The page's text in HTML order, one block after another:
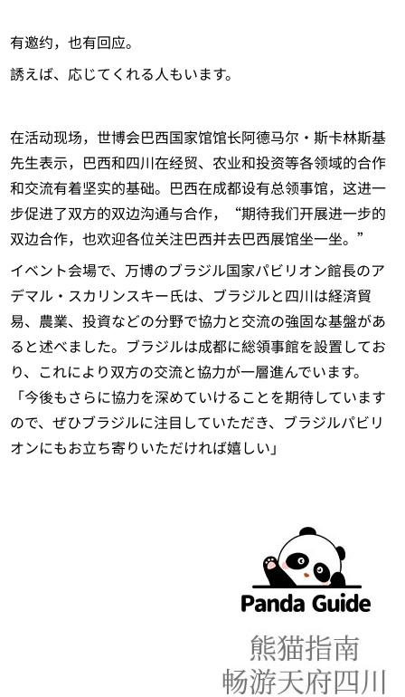
有邀约，也有回应。
誘えば、応じてくれる人もいます。
在活动现场，世博会巴西国家馆馆长阿德马尔・斯卡林斯基
先生表示，巴西和四川在经贸、农业和投资等各领域的合作
和交流有着坚实的基础。巴西在成都设有总领事馆，这进一
步促进了双方的双边沟通与合作，“期待我们开展进一步的
双边合作，也欢迎各位关注巴西并去巴西展馆坐一坐。”
イベント会場で、万博のブラジル国家パビリオン館長のア
デマル・スカリンスキー氏は、ブラジルと四川は経済貿
易、農業、投資などの分野で協力と交流の強固な基盤があ
ると述べました。ブラジルは成都に総領事館を設置してお
り、これにより双方の交流と協力が一層進んでいます。
「今後もさらに協力を深めていけることを期待しています
ので、ぜひブラジルに注目していただき、ブラジルパビリ
オンにもお立ち寄りいただければ嬉しい」